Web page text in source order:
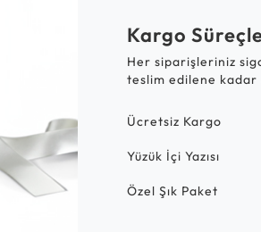
Kargo
Her siparişleriniz
teslim edilene kadar
Ücretsiz Kargo
Yüzük İçi Yazısı
Özel Şık Paket